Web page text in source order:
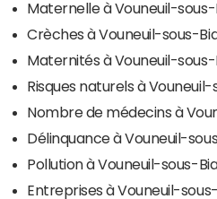
Maternelle à Vouneuil-sous-
Crèches à Vouneuil-sous-
Maternités à Vouneuil-sous-
Risques naturels à Vouneuil-
Nombre de médecins à
Délinquance à Vouneuil-
Pollution à Vouneuil-sous-
Entreprises à Vouneuil-